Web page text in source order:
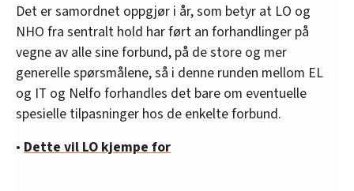
Det er samordnet oppgjør i år, som betyr at LO og
NHO fra sentralt hold har ført an forhandlinger på
vegne av alle sine forbund, på de store og mer
generelle spørsmålene, så i denne runden mellom EL
og IT og Nelfo forhandles det bare om eventuelle
spesielle tilpasninger hos de enkelte forbund.
• Dette vil LO kjempe for